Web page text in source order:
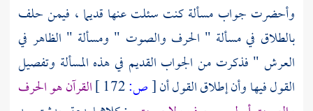
وأحضرت جواب مسألة كنت سئلت عنها قديما ، فيمن حلف
بالطلاق في مسألة " الحرف والصوت " ومسألة " الظاهر في
العرش " فذكرت من الجواب القديم في هذه المسألة وتفصيل
القول فيها وأن إطلاق القول أن[ص:
القرآن هو الحرف